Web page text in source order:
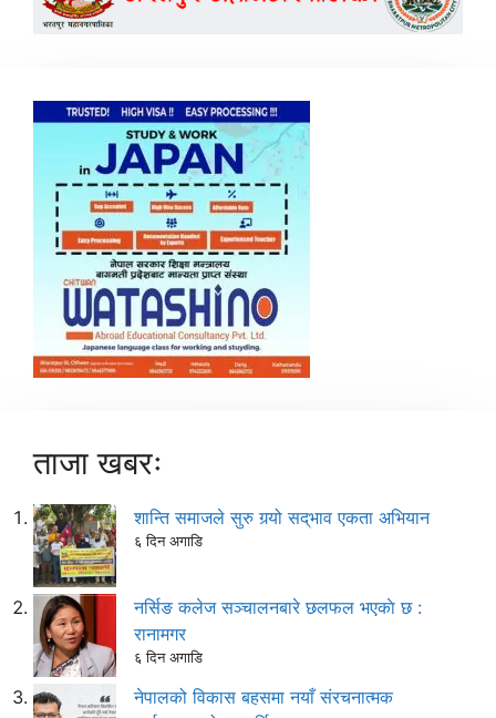
ताजा खबरः
शान्ति समाजले सुरु गर्‍यो सद्‌भाव एकता अभियान
६ दिन अगाडि
नर्सिङ कलेज सञ्चालनबारे छलफल भएकाे छ :
रानामगर
६ दिन अगाडि
नेपालको विकास बहसमा नयाँ संरचनात्मक